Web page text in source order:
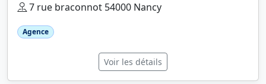
7 rue braconnot 54000 Nancy
Agence
Voir les détails